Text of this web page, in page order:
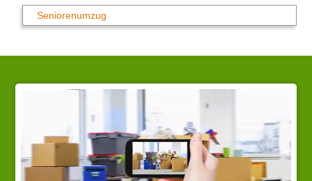
Seniorenumzug